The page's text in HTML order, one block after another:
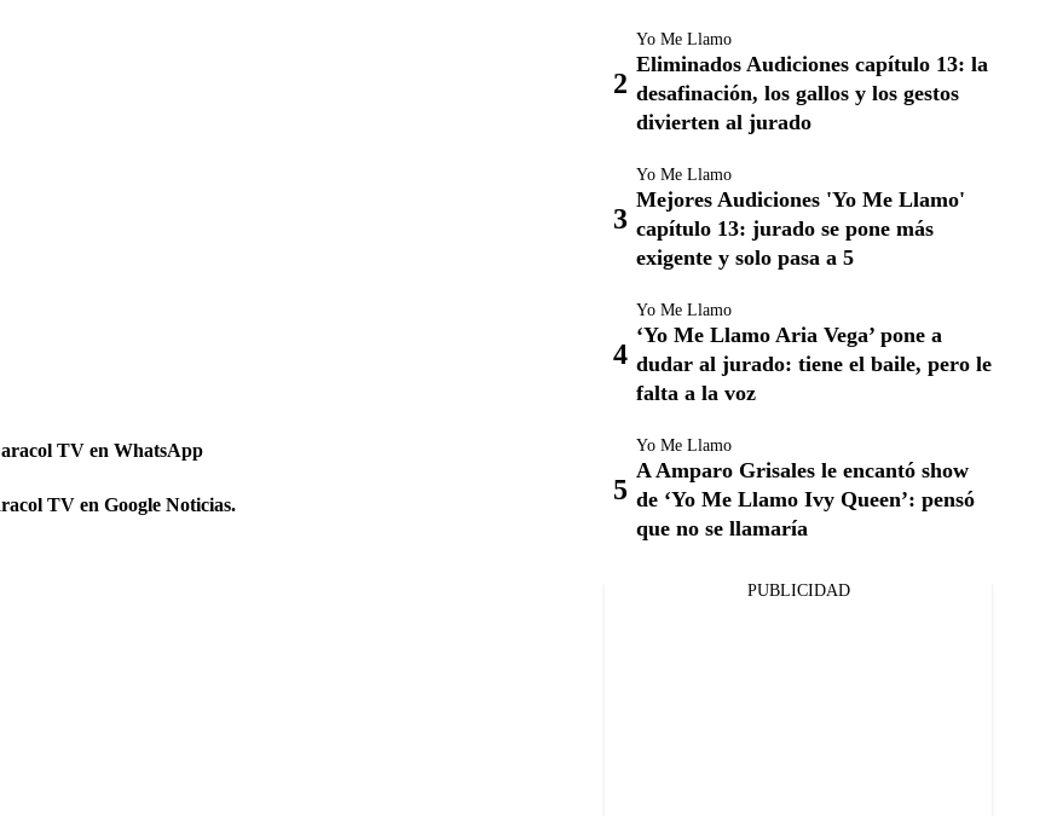
TV en WhatsApp
TV en Google Noticias.
Yo Me Llamo
Eliminados Audiciones capítulo 13: la
desafinación, los gallos y los gestos
divierten al jurado
Yo Me Llamo
Mejores Audiciones 'Yo Me Llamo'
capítulo 13: jurado se pone más
exigente y solo pasa a 5
Yo Me Llamo
‘Yo Me Llamo Aria Vega’ pone a
dudar al jurado: tiene el baile, pero le
falta a la voz
Yo Me Llamo
A Amparo Grisales le encantó show
de ‘Yo Me Llamo Ivy Queen’: pensó
que no se llamaría
PUBLICIDAD